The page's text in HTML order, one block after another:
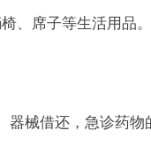
席子等生活用品。
械借还，急诊药物